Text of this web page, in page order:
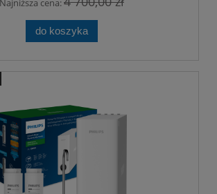
Najniższa cena:
do koszyka